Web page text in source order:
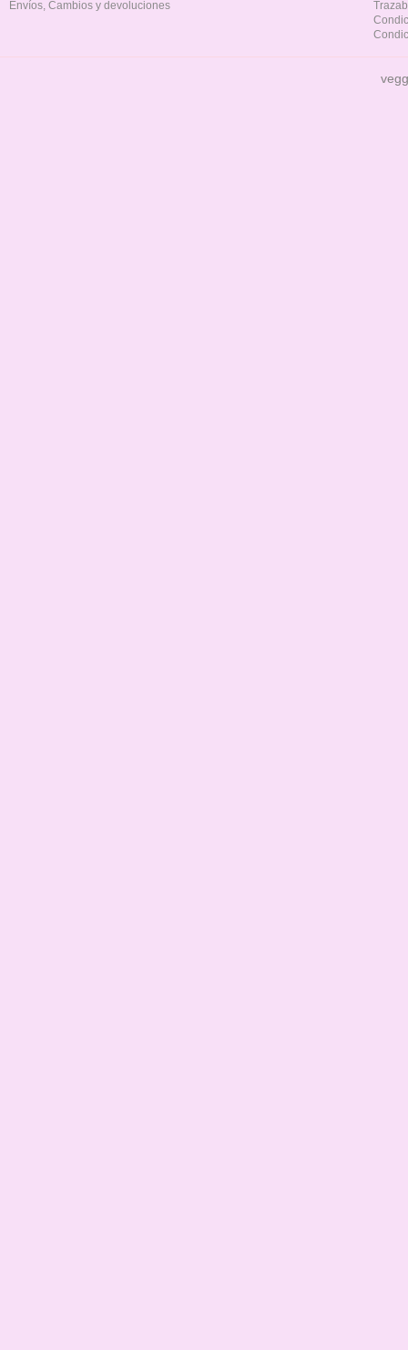
Envíos, Cambios y devoluciones